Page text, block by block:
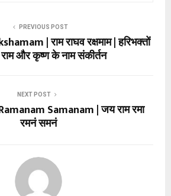
PREVIOUS POST
| राम राघव रक्षमाम | हरिभक्तों
राम और कृष्ण के नाम संकीर्तन
NEXT POST
Samanam | जय राम रमा
रमनं समनं